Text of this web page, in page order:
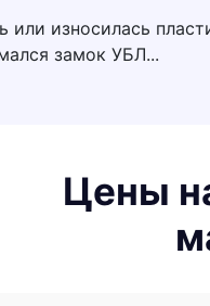
или износилась
замок УБЛ...
Цены